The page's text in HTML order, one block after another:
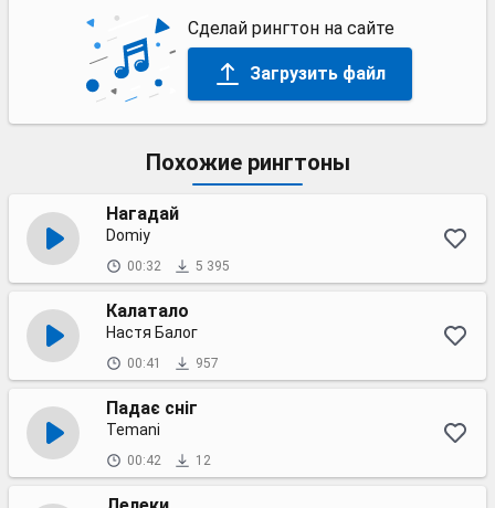
Сделай рингтон на сайте
Загрузить файл
Похожие рингтоны
Нагадай
Domiy
00:32 5 395
Калатало
Настя Балог
00:41 957
Падає сніг
Temani
00:42 12